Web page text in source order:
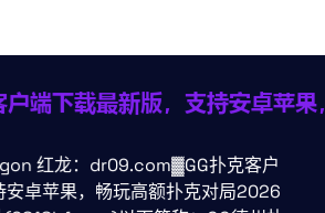
红龙：dr09.com▓GG扑克客户
安卓苹果，畅玩高额扑克对局2026